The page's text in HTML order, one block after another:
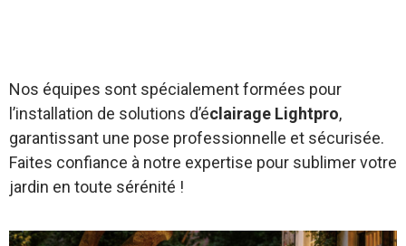
Nos équipes sont spécialement formées pour
l’installation de solutions d’éclairage Lightpro,
garantissant une pose professionnelle et sécurisée.
Faites confiance à notre expertise pour sublimer votre
jardin en toute sérénité !